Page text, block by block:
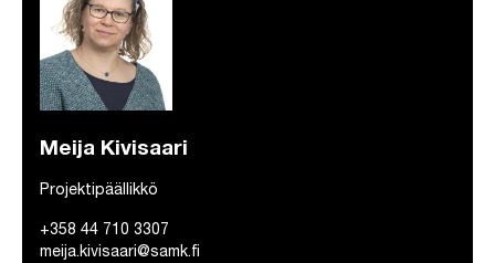
Meija Kivisaari
Projektipäällikkö
+358 44 710 3307
meija.kivisaari@samk.fi